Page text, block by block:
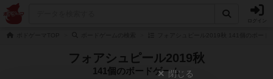
フォアシュピール2019秋
141個のボードゲーム閉じる